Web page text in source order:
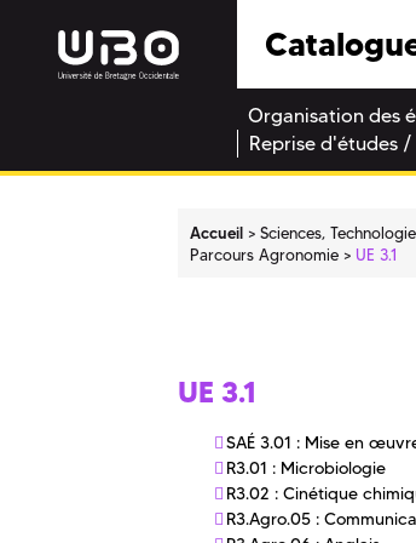
Organisation des
Reprise d'études
Accueil Sciences,
Parcours Agronomie
UE 3.1
UE 3.1
SAÉ 3.01 : Mise en
R3.01 : Microbiologie
R3.02 : Cinétique
R3.Agro.05 :